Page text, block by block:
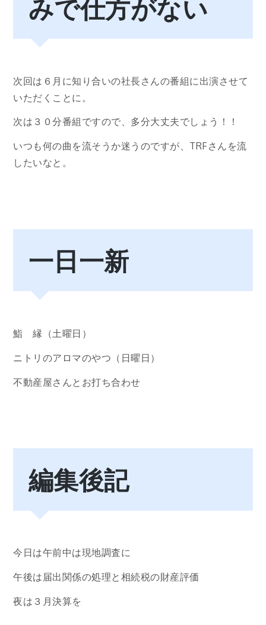
みで仕方がない
次回は６月に知り合いの社長さんの番組に出演させて
いただくことに。
次は３０分番組ですので、多分大丈夫でしょう！！
いつも何の曲を流そうか迷うのですが、TRFさんを流
したいなと。
一日一新
鮨 縁（土曜日）
ニトリのアロマのやつ（日曜日）
不動産屋さんとお打ち合わせ
編集後記
今日は午前中は現地調査に
午後は届出関係の処理と相続税の財産評価
夜は３月決算を